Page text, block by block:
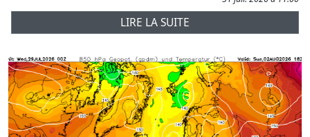
LIRE LA SUITE